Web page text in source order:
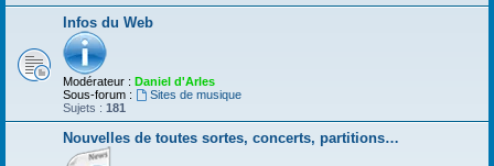
Infos du Web
Modérateur : Daniel d'Arles
Sous-forum :
Sites de musique
Sujets : 181
Nouvelles de toutes sortes, concerts, partitions…